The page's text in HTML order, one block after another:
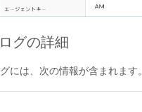
グの詳細
には、次の情報が含まれます。